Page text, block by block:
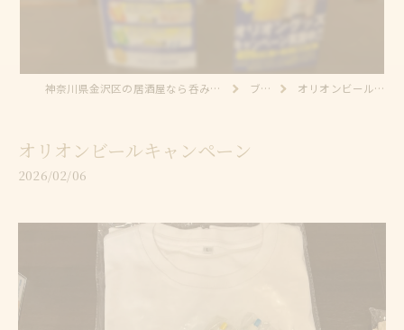
神奈川県金沢区の居酒屋なら呑み食い処 海鮮屋ほーほー ブログ オリオンビールキャンペーン
オリオンビールキャンペーン
2026/02/06